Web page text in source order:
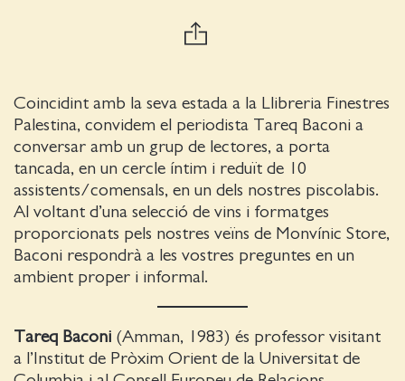
Coincidint amb la seva estada a la Llibreria Finestres
Palestina, convidem el periodista Tareq Baconi a
conversar amb un grup de lectores, a porta
tancada, en un cercle íntim i reduït de 10
assistents/comensals, en un dels nostres piscolabis.
Al voltant d’una selecció de vins i formatges
proporcionats pels nostres veïns de Monvínic Store,
Baconi respondrà a les vostres preguntes en un
ambient proper i informal.
Tareq Baconi (Amman, 1983) és professor visitant
a l’Institut de Pròxim Orient de la Universitat de